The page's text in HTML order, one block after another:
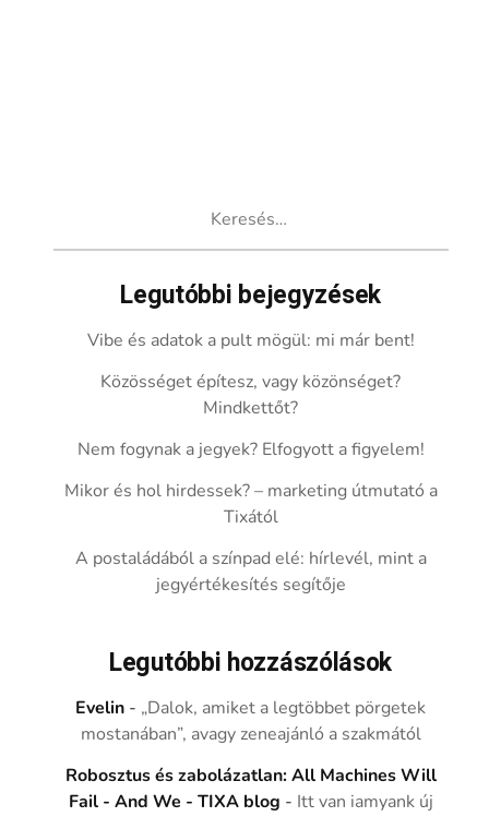
Legutóbbi bejegyzések
Vibe és adatok a pult mögül: mi már bent!
Közösséget építesz, vagy közönséget?
Mindkettőt?
Nem fogynak a jegyek? Elfogyott a figyelem!
Mikor és hol hirdessek? – marketing útmutató a
Tixától
A postaládából a színpad elé: hírlevél, mint a
jegyértékesítés segítője
Legutóbbi hozzászólások
Evelin - „Dalok, amiket a legtöbbet pörgetek
mostanában”, avagy zeneajánló a szakmától
Robosztus és zabolázatlan: All Machines Will
Fail - And We - TIXA blog - Itt van iamyank új